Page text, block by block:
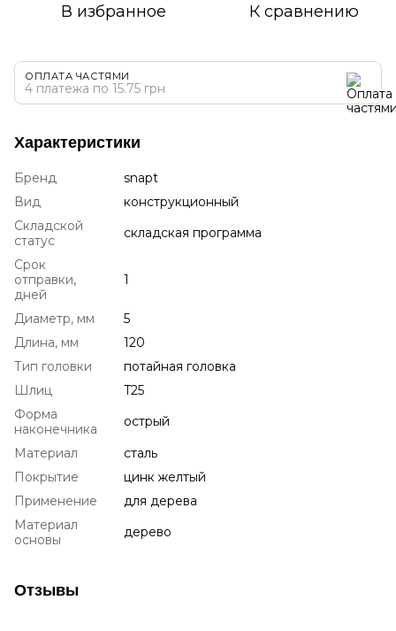
В избранное К сравнению
ОПЛАТА ЧАСТЯМИ
4 платежа по 15.75 грн
Характеристики
Бренд
snapt
Вид
конструкционный
Складской
статус
складская программа
Срок
отправки,
дней
1
Диаметр, мм
5
Длина, мм
120
Тип головки
потайная головка
Шлиц
T25
Форма
наконечника
острый
Материал
сталь
Покрытие
цинк желтый
Применение
для дерева
Материал
основы
дерево
Отзывы